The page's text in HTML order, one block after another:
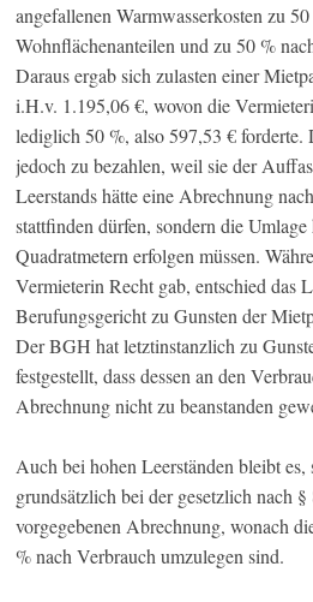
angefallenen Warmwasserkosten zu
Wohnflächenanteilen und zu 50 %
Daraus ergab sich zulasten einer
i.H.v. 1.195,06 €, wovon die
lediglich 50 %, also 597,53 €
jedoch zu bezahlen, weil sie der
Leerstands hätte eine Abrechnung
stattfinden dürfen, sondern die Umlage
Quadratmetern erfolgen müssen.
Vermieterin Recht gab, entschied das
Berufungsgericht zu Gunsten der
Der BGH hat letztinstanzlich zu
festgestellt, dass dessen an den
Abrechnung nicht zu beanstanden
Auch bei hohen Leerständen bleibt es,
grundsätzlich bei der gesetzlich nach
vorgegebenen Abrechnung, wonach
% nach Verbrauch umzulegen sind.